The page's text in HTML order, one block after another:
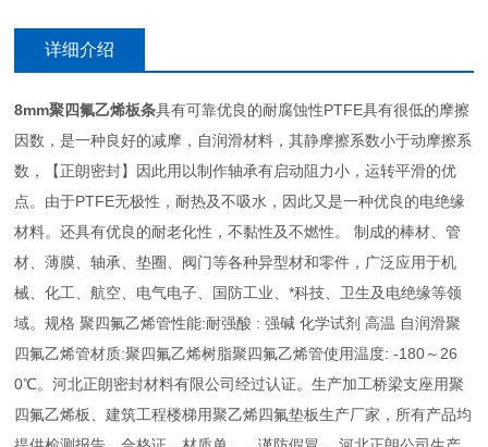
详细介绍
8mm聚四氟乙烯板条具有可靠优良的耐腐蚀性PTFE具有很低的摩擦
因数，是一种良好的减摩，自润滑材料，其静摩擦系数小于动摩擦系
数，【正朗密封】因此用以制作轴承有启动阻力小，运转平滑的优
点。由于PTFE无极性，耐热及不吸水，因此又是一种优良的电绝缘
材料。还具有优良的耐老化性，不黏性及不燃性。 制成的棒材、管
材、薄膜、轴承、垫圈、阀门等各种异型材和零件，广泛应用于机
械、化工、航空、电气电子、国防工业、*科技、卫生及电绝缘等领
域。规格 聚四氟乙烯管性能:耐强酸 : 强碱 化学试剂 高温 自润滑聚
四氟乙烯管材质:聚四氟乙烯树脂聚四氟乙烯管使用温度: -180～26
0℃。河北正朗密封材料有限公司经过认证。生产加工桥梁支座用聚
四氟乙烯板、建筑工程楼梯用聚乙烯四氟垫板生产厂家，所有产品均